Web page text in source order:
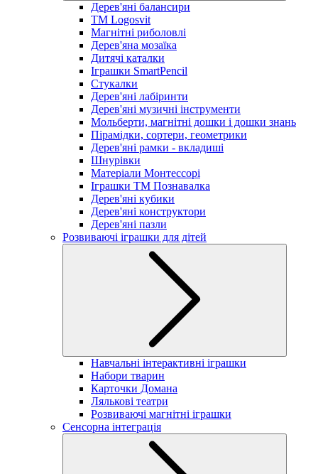
Дерев'яні балансири
TM Logosvit
Магнітні риболовлі
Дерев'яна мозаїка
Дитячі каталки
Іграшки SmartPencil
Стукалки
Дерев'яні лабіринти
Дерев'яні музичні інструменти
Мольберти, магнітні дошки і дошки знань
Пірамідки, сортери, геометрики
Дерев'яні рамки - вкладиші
Шнурівки
Матеріали Монтессорі
Іграшки ТМ Познавалка
Дерев'яні кубики
Дерев'яні конструктори
Дерев'яні пазли
Розвиваючі іграшки для дітей
Навчальні інтерактивні іграшки
Набори тварин
Карточки Домана
Лялькові театри
Розвиваючі магнітні іграшки
Сенсорна інтеграція